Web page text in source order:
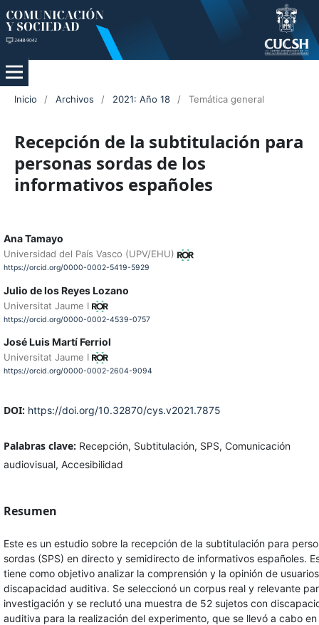
Inicio / Archivos / 2021: Año 18 / Temática general
Recepción de la subtitulación para
personas sordas de los
informativos españoles
Ana Tamayo
Universidad del País Vasco (UPV/EHU)
https://orcid.org/0000-0002-5419-5929
Julio de los Reyes Lozano
Universitat Jaume I
https://orcid.org/0000-0002-4539-0757
José Luis Martí Ferriol
Universitat Jaume I
https://orcid.org/0000-0002-2604-9094
DOI: https://doi.org/10.32870/cys.v2021.7875
Palabras clave: Recepción, Subtitulación, SPS, Comunicación
audiovisual, Accesibilidad
Resumen
Este es un estudio sobre la recepción de la subtitulación para
sordas (SPS) en directo y semidirecto de informativos españoles.
tiene como objetivo analizar la comprensión y la opinión de
discapacidad auditiva. Se seleccionó un corpus real y relevante
investigación y se reclutó una muestra de 52 sujetos con
auditiva para la realización del experimento, que se llevó a cabo en